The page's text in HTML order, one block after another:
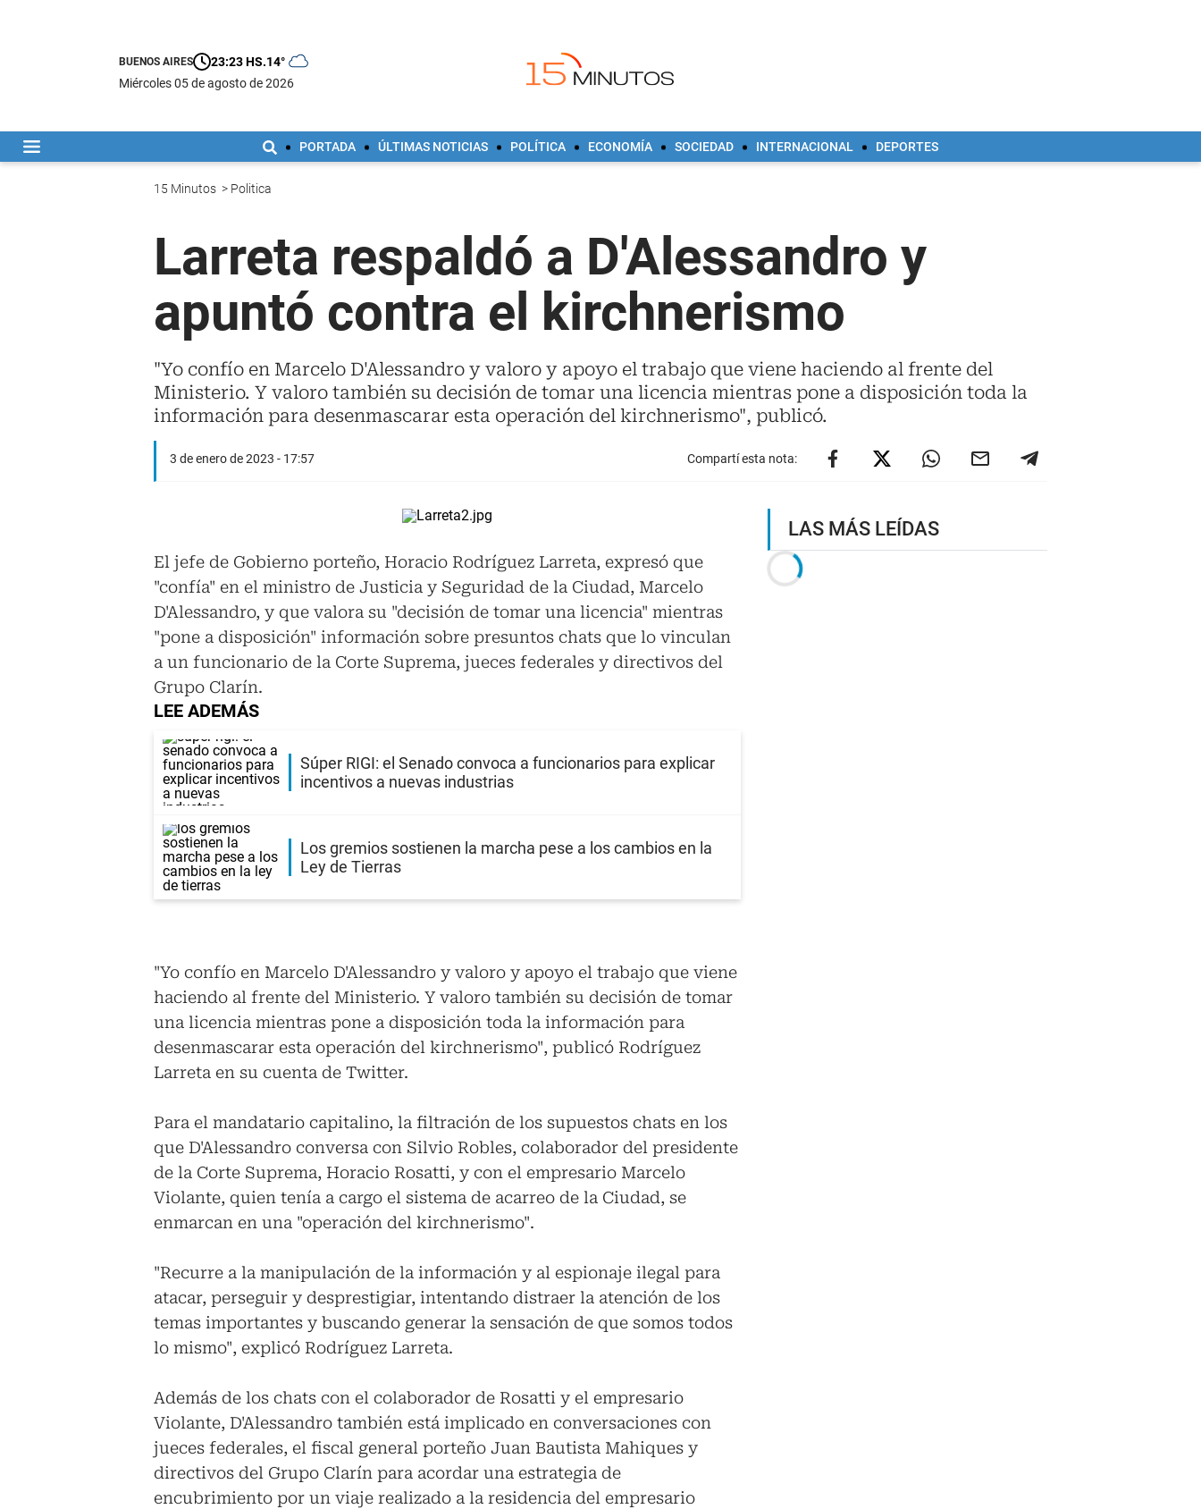
BUENOS AIRES 23:23 HS.14°
miércoles 05 de agosto de 2026
PORTADA ÚLTIMAS NOTICIAS POLÍTICA ECONOMÍA SOCIEDAD INTERNACIONAL DEPORTES
15 Minutos > Politica
Larreta respaldó a D'Alessandro y
apuntó contra el kirchnerismo
"Yo confío en Marcelo D'Alessandro y valoro y apoyo el trabajo que viene haciendo al frente del
Ministerio. Y valoro también su decisión de tomar una licencia mientras pone a disposición toda la
información para desenmascarar esta operación del kirchnerismo", publicó.
3 de enero de 2023 - 17:57 Compartí esta nota:
El jefe de Gobierno porteño, Horacio Rodríguez Larreta, expresó que
"confía" en el ministro de Justicia y Seguridad de la Ciudad, Marcelo
D'Alessandro, y que valora su "decisión de tomar una licencia" mientras
"pone a disposición" información sobre presuntos chats que lo vinculan
a un funcionario de la Corte Suprema, jueces federales y directivos del
Grupo Clarín.
LEE ADEMÁS
Súper RIGI: el Senado convoca a funcionarios para explicar
incentivos a nuevas industrias
Los gremios sostienen la marcha pese a los cambios en la
Ley de Tierras
"Yo confío en Marcelo D'Alessandro y valoro y apoyo el trabajo que viene
haciendo al frente del Ministerio. Y valoro también su decisión de tomar
una licencia mientras pone a disposición toda la información para
desenmascarar esta operación del kirchnerismo", publicó Rodríguez
Larreta en su cuenta de Twitter.
Para el mandatario capitalino, la filtración de los supuestos chats en los
que D'Alessandro conversa con Silvio Robles, colaborador del presidente
de la Corte Suprema, Horacio Rosatti, y con el empresario Marcelo
Violante, quien tenía a cargo el sistema de acarreo de la Ciudad, se
enmarcan en una "operación del kirchnerismo".
"Recurre a la manipulación de la información y al espionaje ilegal para
atacar, perseguir y desprestigiar, intentando distraer la atención de los
temas importantes y buscando generar la sensación de que somos todos
lo mismo", explicó Rodríguez Larreta.
Además de los chats con el colaborador de Rosatti y el empresario
Violante, D'Alessandro también está implicado en conversaciones con
jueces federales, el fiscal general porteño Juan Bautista Mahiques y
directivos del Grupo Clarín para acordar una estrategia de
encubrimiento por un viaje realizado a la residencia del empresario
LAS MÁS LEÍDAS